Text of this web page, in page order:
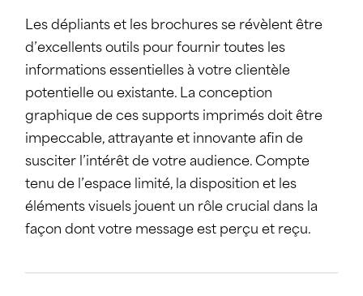
Les dépliants et les brochures se révèlent être
d’excellents outils pour fournir toutes les
informations essentielles à votre clientèle
potentielle ou existante. La conception
graphique de ces supports imprimés doit être
impeccable, attrayante et innovante afin de
susciter l’intérêt de votre audience. Compte
tenu de l’espace limité, la disposition et les
éléments visuels jouent un rôle crucial dans la
façon dont votre message est perçu et reçu.